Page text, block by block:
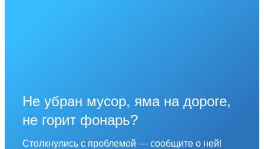
Не убран мусор, яма на дороге,
не горит фонарь?
Столкнулись с проблемой — сообщите о ней!